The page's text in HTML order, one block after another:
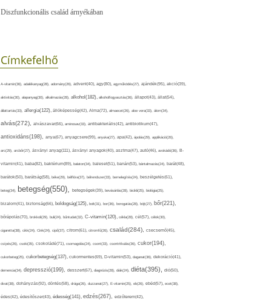
Diszfunkcionális család árnyékában
Címkefelhő
A-vitamin(36), adalékanyag(28), adomány(26), advent(40), agy(80), agyműködés(27), ajándék(95), akció(39),
aktivitás(30), alapanyag(30), alkalmazás(28), alkohol(182), alkoholfogyasztás(36), állapot(43), állat(54),
állattartás(33), allergia(122), állóképesség(42), Alma(72), almaecet(26), aloe vera(33), álom(34),
alvás(272), alvászavar(66), aminosav(33), antibakteriális(42), antibiotikum(47),
antioxidáns(198), anya(67), anyagcsere(99), anyuka(27), apa(42), ápolás(29), applikáció(26),
arc(29), arcbőr(27), ásványi anyag(111), ásványi anyagok(40), asztma(47), autó(46), avokádó(36), B-
vitamin(41), baba(82), baktérium(89), balaton(34), baleset(51), banán(53), bántalmazás(24), barát(48),
barátok(50), barátság(58), béke(29), bélflóra(37), bélrendszer(33), bemelegítés(24), beszélgetés(61),
beteg(34), betegség(550), betegségek(39), bevásárlás(28), bicikli(25), biológia(25),
bizalom(41), biztonság(66), boldogság(125), bolt(31), bor(36), borogatás(28), böjt(27), bőr(221),
bőrápolás(70), brokkoli(29), buli(24), bűntudat(32), C-vitamin(120), cékla(28), cél(57), célok(30),
cigaretta(38), cikk(24), Cink(24), cipő(37), citrom(61), citromfű(26), család(284), csecsemő(45),
csípés(26), csoki(35), csokoládé(71), csomagolás(24), csont(33), csontritkulás(36), cukor(194),
cukorbeteg(25), cukorbetegség(137), cukormentes(69), D-vitamin(53), daganat(36), dekoráció(41),
demencia(34), depresszió(199), desszert(67), diagnózis(28), diák(24), diéta(395), dió(50),
divat(38), dohányzás(92), döntés(58), drága(26), duzzanat(27), E-vitamin(25), eb(26), ebéd(57), ecet(38),
édes(42), édesítőszer(43), édesség(141), edzés(267), edzőterem(42),